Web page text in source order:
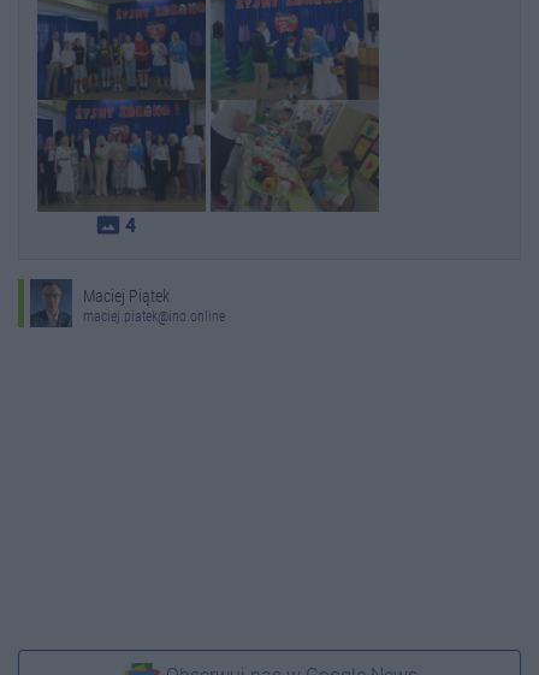
photo_size_select_actual 4
Maciej Piątek
maciej.piatek@ino.online